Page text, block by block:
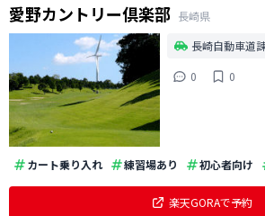
愛野カントリー倶楽部 長崎県
長崎自動車道
0
0
カート乗り入れ 練習場あり 初心者向け
楽天GORAで予約